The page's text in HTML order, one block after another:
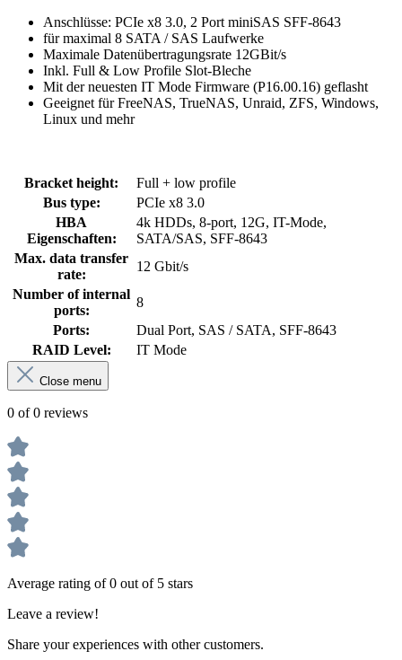
Anschlüsse: PCIe x8 3.0, 2 Port miniSAS SFF-8643
für maximal 8 SATA / SAS Laufwerke
Maximale Datenübertragungsrate 12GBit/s
Inkl. Full & Low Profile Slot-Bleche
Mit der neuesten IT Mode Firmware (P16.00.16) geflasht
Geeignet für FreeNAS, TrueNAS, Unraid, ZFS, Windows,
Linux und mehr
Bracket height:
Full + low profile
Bus type:
PCIe x8 3.0
HBA
Eigenschaften:
4k HDDs, 8-port, 12G, IT-Mode,
SATA/SAS, SFF-8643
Max. data transfer
rate:
12 Gbit/s
Number of internal
ports:
8
Ports:
Dual Port, SAS / SATA, SFF-8643
RAID Level:
IT Mode
Close menu
0 of 0 reviews
Average rating of 0 out of 5 stars
Leave a review!
Share your experiences with other customers.